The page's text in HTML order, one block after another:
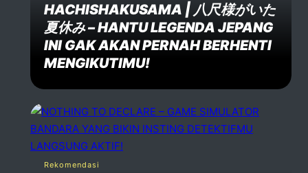
HACHISHAKUSAMA | 八尺様がいた
夏休み – HANTU LEGENDA JEPANG
INI GAK AKAN PERNAH BERHENTI
MENGIKUTIMU!
Rekomendasi